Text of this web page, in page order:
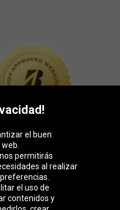
el buen
permitirás
al realizar
el uso de
contenidos y